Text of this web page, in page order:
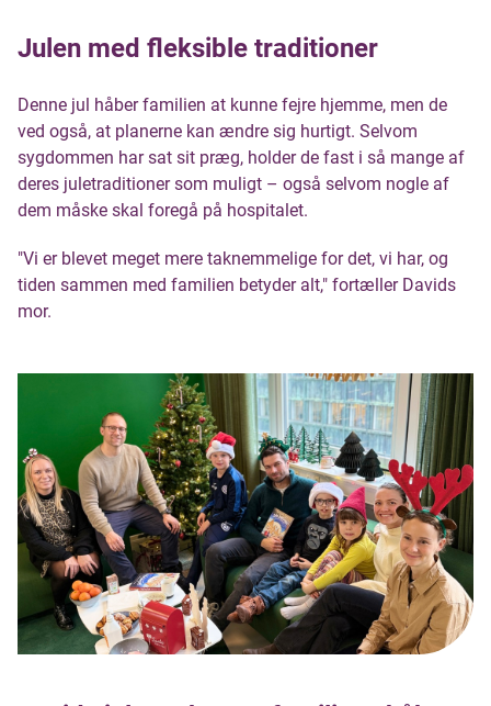
Julen med fleksible traditioner
Denne jul håber familien at kunne fejre hjemme, men de
ved også, at planerne kan ændre sig hurtigt. Selvom
sygdommen har sat sit præg, holder de fast i så mange af
deres juletraditioner som muligt – også selvom nogle af
dem måske skal foregå på hospitalet.
"Vi er blevet meget mere taknemmelige for det, vi har, og
tiden sammen med familien betyder alt," fortæller Davids
mor.